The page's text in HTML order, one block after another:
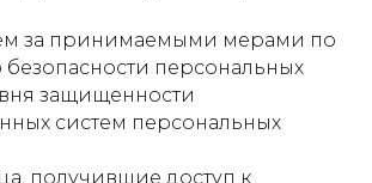
за принимаемыми мерами по
персональных
защищенности
систем персональных
получившие доступ к